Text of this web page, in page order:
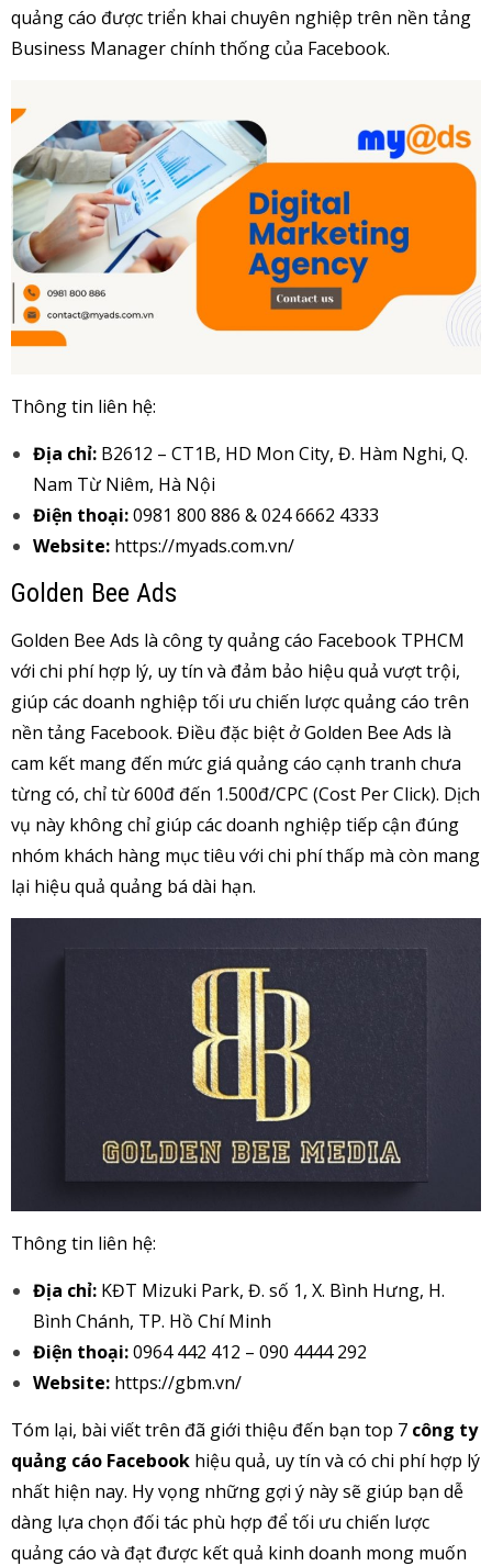
quảng cáo được triển khai chuyên nghiệp trên nền tảng
Business Manager chính thống của Facebook.
Thông tin liên hệ:
Địa chỉ: B2612 – CT1B, HD Mon City, Đ. Hàm Nghi, Q.
Nam Từ Niêm, Hà Nội
Điện thoại:0981 800 886 & 024 6662 4333
Website: https://myads.com.vn/
Golden Bee Ads
Golden Bee Ads là công ty quảng cáo Facebook TPHCM
với chi phí hợp lý, uy tín và đảm bảo hiệu quả vượt trội,
giúp các doanh nghiệp tối ưu chiến lược quảng cáo trên
nền tảng Facebook. Điều đặc biệt ở Golden Bee Ads là
cam kết mang đến mức giá quảng cáo cạnh tranh chưa
từng có, chỉ từ 600đ đến 1.500đ/CPC (Cost Per Click). Dịch
vụ này không chỉ giúp các doanh nghiệp tiếp cận đúng
nhóm khách hàng mục tiêu với chi phí thấp mà còn mang
lại hiệu quả quảng bá dài hạn.
Thông tin liên hệ:
Địa chỉ: KĐT Mizuki Park, Đ. số 1, X. Bình Hưng, H.
Bình Chánh, TP. Hồ Chí Minh
Điện thoại:0964 442 412 – 090 4444 292
Website: https://gbm.vn/
Tóm lại, bài viết trên đã giới thiệu đến bạn top 7 công ty
quảng cáo Facebook hiệu quả, uy tín và có chi phí hợp lý
nhất hiện nay. Hy vọng những gợi ý này sẽ giúp bạn dễ
dàng lựa chọn đối tác phù hợp để tối ưu chiến lược
quảng cáo và đạt được kết quả kinh doanh mong muốn